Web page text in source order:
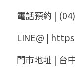
電話預約 |
LINE@ |
門市地址 | 台